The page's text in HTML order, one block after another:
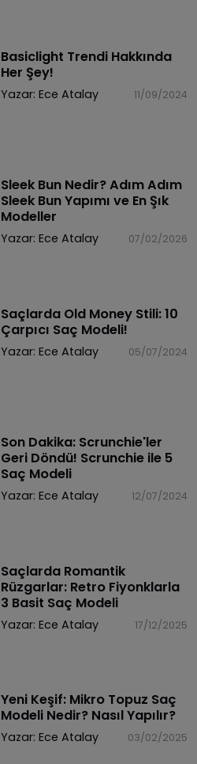
Basiclight Trendi Hakkında
Her Şey!
Yazar: Ece Atalay 11/09/2024
Sleek Bun Nedir? Adım Adım
Sleek Bun Yapımı ve En Şık
Modeller
Yazar: Ece Atalay 07/02/2026
Saçlarda Old Money Stili: 10
Çarpıcı Saç Modeli!
Yazar: Ece Atalay 05/07/2024
Son Dakika: Scrunchie'ler
Geri Döndü! Scrunchie ile 5
Saç Modeli
Yazar: Ece Atalay 12/07/2024
Saçlarda Romantik
Rüzgarlar: Retro Fiyonklarla
3 Basit Saç Modeli
Yazar: Ece Atalay 17/12/2025
Yeni Keşif: Mikro Topuz Saç
Modeli Nedir? Nasıl Yapılır?
Yazar: Ece Atalay 03/02/2025